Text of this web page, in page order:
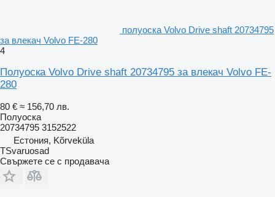
полуоска Volvo Drive shaft 20734795
за влекач Volvo FE-280
4
Полуоска Volvo Drive shaft 20734795 за влекач Volvo FE-
280
80 € ≈ 156,70 лв.
Полуоска
20734795 3152522
Естония, Kõrveküla
TSvaruosad
Свържете се с продавача